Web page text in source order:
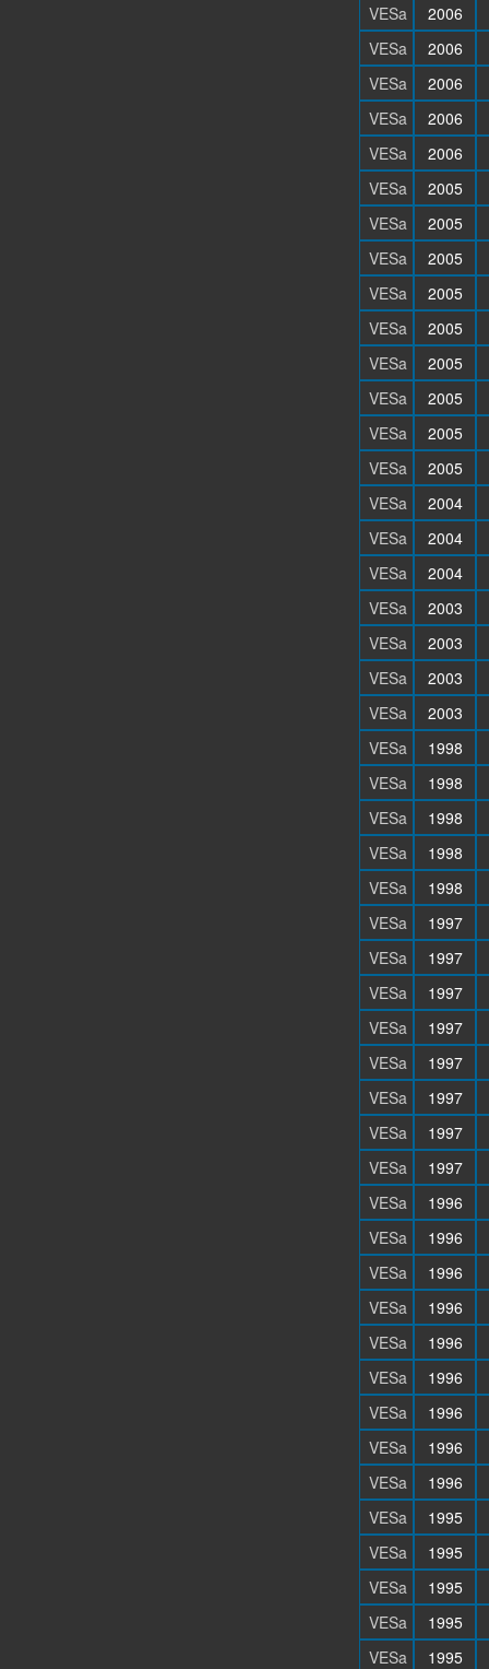
VESa
2006
VESa
2006
VESa
2006
VESa
2006
VESa
2006
VESa
2005
VESa
2005
VESa
2005
VESa
2005
VESa
2005
VESa
2005
VESa
2005
VESa
2005
VESa
2005
VESa
2004
VESa
2004
VESa
2004
VESa
2003
VESa
2003
VESa
2003
VESa
2003
VESa
1998
VESa
1998
VESa
1998
VESa
1998
VESa
1998
VESa
1997
VESa
1997
VESa
1997
VESa
1997
VESa
1997
VESa
1997
VESa
1997
VESa
1997
VESa
1996
VESa
1996
VESa
1996
VESa
1996
VESa
1996
VESa
1996
VESa
1996
VESa
1996
VESa
1996
VESa
1995
VESa
1995
VESa
1995
VESa
1995
VESa
1995